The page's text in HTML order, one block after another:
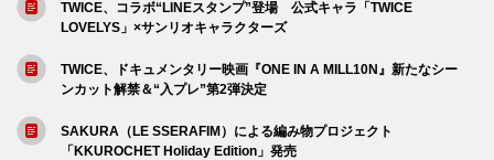
TWICE、コラボ“LINEスタンプ”登場 公式キャラ「TWICE
LOVELYS」×サンリオキャラクターズ
TWICE、ドキュメンタリー映画『ONE IN A MILL10N』新たなシー
ンカット解禁＆“入プレ”第2弾決定
SAKURA（LE SSERAFIM）による編み物プロジェクト
「KKUROCHET Holiday Edition」発売